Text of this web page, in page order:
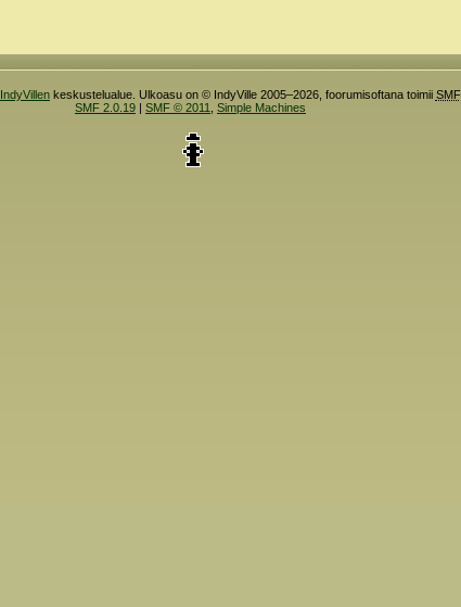
IndyVillenkeskustelualue. Ulkoasu on © IndyVille 2005–2026, foorumisoftana toimii SMF.
SMF 2.0.19| SMF © 2011 Simple Machines